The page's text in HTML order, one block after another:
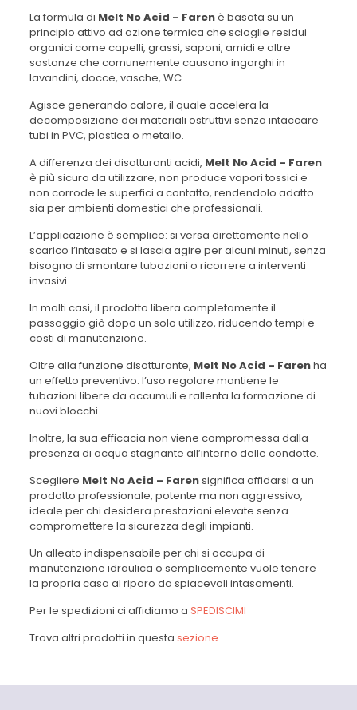
La formula di Melt No Acid – Farenè basata su un
principio attivo ad azione termica che scioglie residui
organici come capelli, grassi, saponi, amidi e altre
sostanze che comunemente causano ingorghi in
lavandini, docce, vasche, WC.
Agisce generando calore, il quale accelera la
decomposizione dei materiali ostruttivi senza intaccare
tubi in PVC, plastica o metallo.
A differenza dei disotturanti acidi, Melt No Acid – Faren
è più sicuro da utilizzare, non produce vapori tossici e
non corrode le superfici a contatto, rendendolo adatto
sia per ambienti domestici che professionali.
L’applicazione è semplice: si versa direttamente nello
scarico l’intasato e si lascia agire per alcuni minuti, senza
bisogno di smontare tubazioni o ricorrere a interventi
invasivi.
In molti casi, il prodotto libera completamente il
passaggio già dopo un solo utilizzo, riducendo tempi e
costi di manutenzione.
Oltre alla funzione disotturante, Melt No Acid – Farenha
un effetto preventivo: l’uso regolare mantiene le
tubazioni libere da accumuli e rallenta la formazione di
nuovi blocchi.
Inoltre, la sua efficacia non viene compromessa dalla
presenza di acqua stagnante all’interno delle condotte.
Scegliere Melt No Acid – Farensignifica affidarsi a un
prodotto professionale, potente ma non aggressivo,
ideale per chi desidera prestazioni elevate senza
compromettere la sicurezza degli impianti.
Un alleato indispensabile per chi si occupa di
manutenzione idraulica o semplicemente vuole tenere
la propria casa al riparo da spiacevoli intasamenti.
Per le spedizioni ci affidiamo a SPEDISCIMI
Trova altri prodotti in questa sezione